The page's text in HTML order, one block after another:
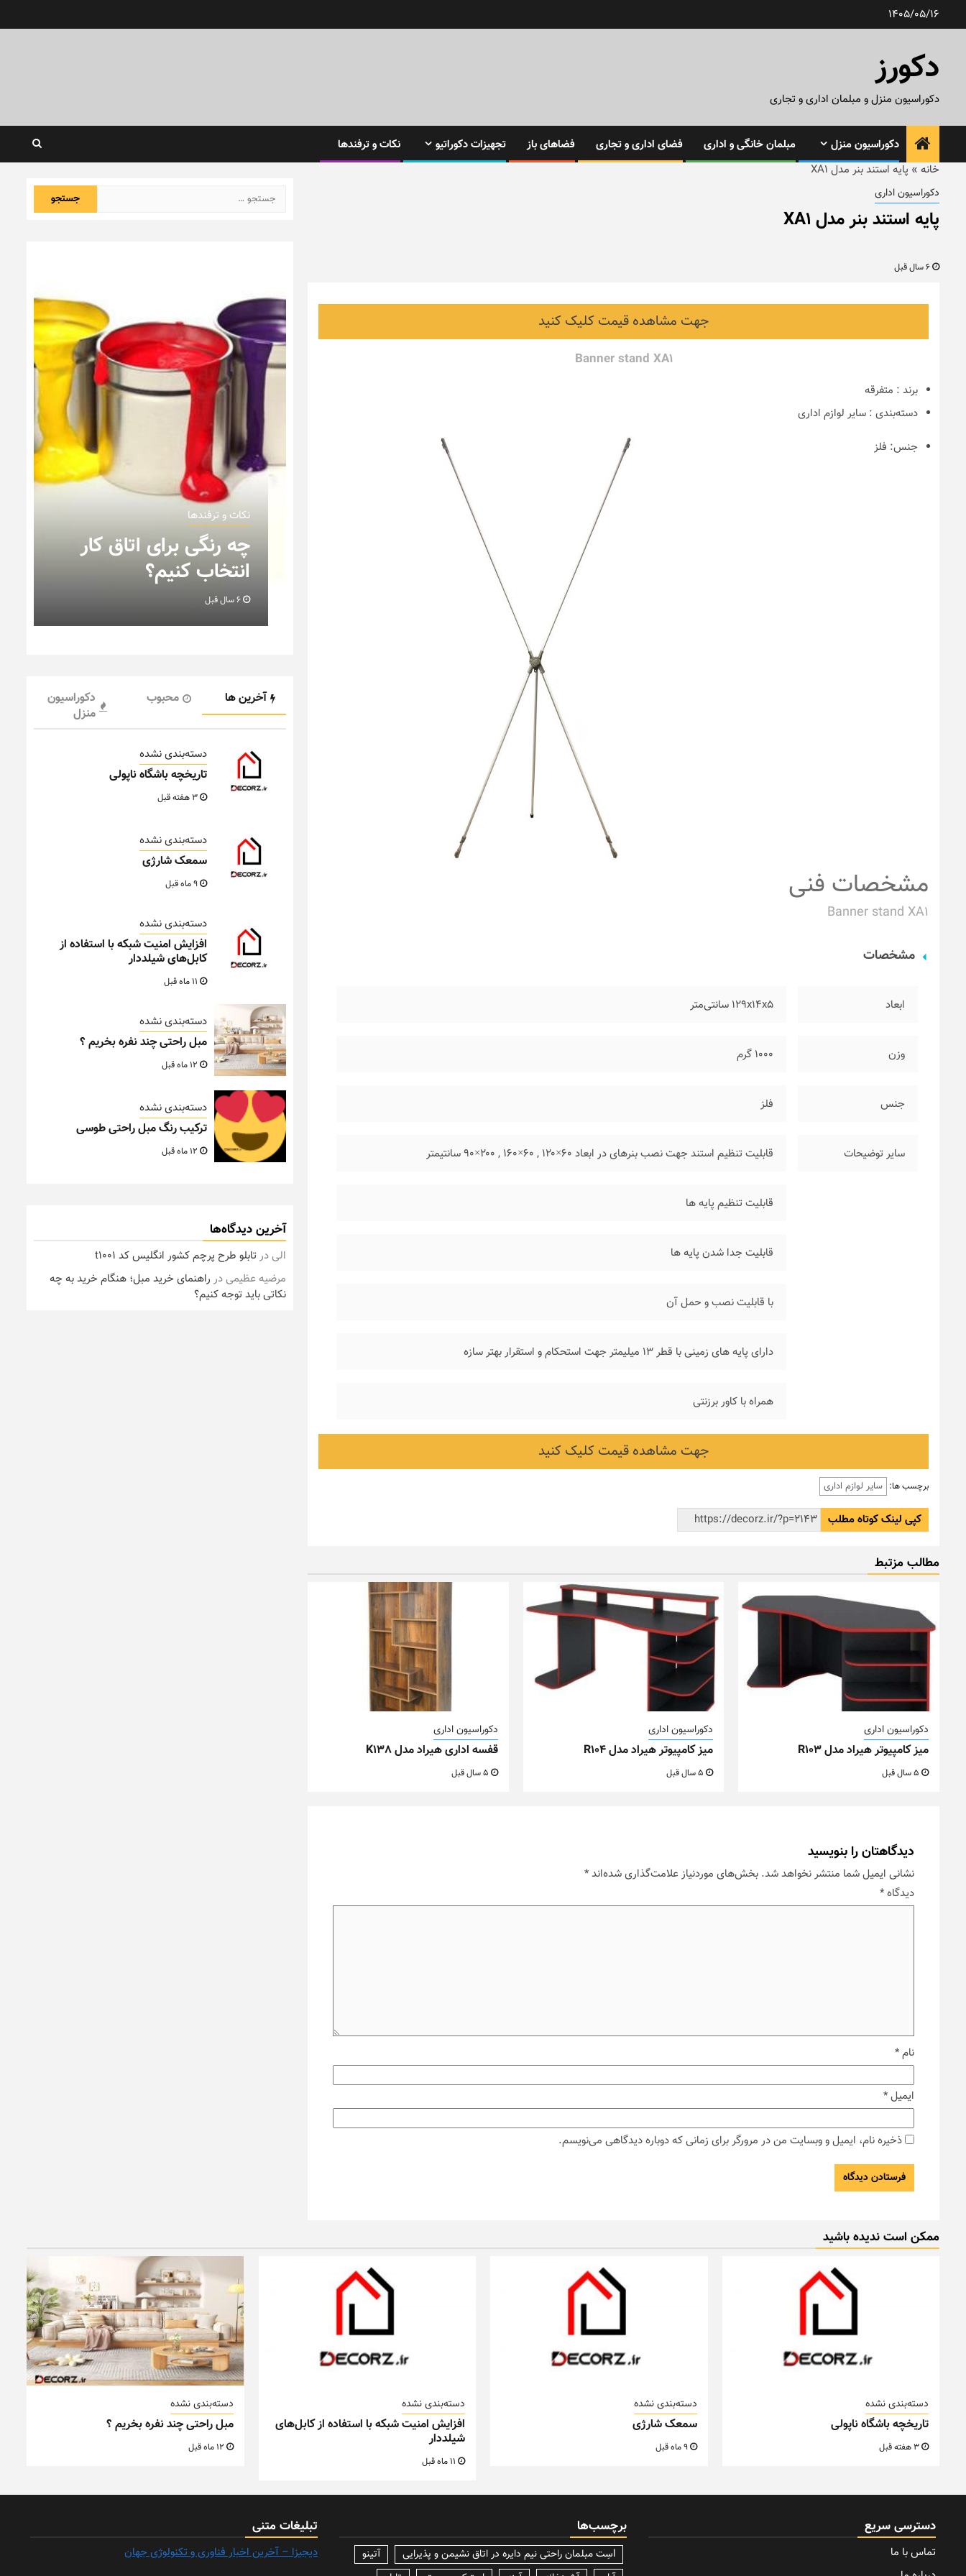
1405/05/16
دکورز
دکوراسیون منزل و مبلمان اداری و تجاری
دکوراسیون منزل مبلمان خانگی و اداری فضای اداری و تجاری فضاهای باز تجهیزات دکوراتیو
نکات و ترفندها
خانه » پایه استند بنر مدل XA1
دکوراسیون اداری
پایه استند بنر مدل XA1
جهت مشاهده قیمت کلیک کنید
Banner stand XA1
برند : متفرقه
دسته‌بندی : سایر لوازم اداری
جنس: فلز
مشخصات فنی
Banner stand XA1
مشخصات
ابعاد ۱۲۹x14x5 سانتی‌متر
وزن ۱۰۰۰ گرم
جنس فلز
سایر توضیحات قابلیت تنظیم استند جهت نصب بنرهای در ابعاد ۶۰×۱۲۰ , ۶۰×۱۶۰ , ۲۰۰×۹۰ سانتیمتر
قابلیت تنظیم پایه ها
قابلیت جدا شدن پایه ها
با قابلیت نصب و حمل آن
دارای پایه های زمینی با قطر ۱۳ میلیمتر جهت استحکام و استقرار بهتر سازه
همراه با کاور برزنتی
جهت مشاهده قیمت کلیک کنید
برچسب ها: سایر لوازم اداری
کپی لینک کوتاه مطلب
مطالب مزتبط
دکوراسیون اداری
میز کامپیوتر هیراد مدل R103
دکوراسیون اداری
میز کامپیوتر هیراد مدل R104
5 سال قبل
دکوراسیون اداری
قفسه اداری هیراد مدل K138
دیدگاهتان را بنویسید
نشانی ایمیل شما منتشر نخواهد شد. بخش‌های موردنیاز علامت‌گذاری شده‌اند*
دیدگاه*
نام*
ایمیل*
ذخیره نام، ایمیل و وبسایت من در مرورگر برای زمانی که دوباره دیدگاهی می‌نویسم.
جستجو
برای:
دکوراسیون مدرن در خانه
نکات و ترفندها
دکوراسیون داخلی و
چیدمان خانه (جدیدترین
ایده‌ها و عکس‌ها)
نکات و ترفندها
چه رنگی برای اتاق کار
انتخاب کنیم؟
آخرین ها محبوب
دکوراسیون
منزل
دسته‌بندی نشده
تاریخچه باشگاه ناپولی
دسته‌بندی نشده
سمعک شارژی
دسته‌بندی نشده
افزایش امنیت شبکه با استفاده از
کابل‌های شیلددار
دسته‌بندی نشده
مبل راحتی چند نفره بخریم ؟
دسته‌بندی نشده
ترکیب رنگ مبل راحتی طوسی
آخرین دیدگاه‌ها
الیدرتابلو طرح پرچم کشور انگلیس کد t1001
مرضیه عظیمیدر راهنمای خرید مبل؛ هنگام خرید به چه
نکاتی باید توجه کنیم؟
ممکن است ندیده باشید
دسته‌بندی نشده
تاریخچه باشگاه ناپولی
دسته‌بندی نشده
سمعک شارژی
9 ماه قبل
دسته‌بندی نشده
افزایش امنیت شبکه با استفاده از کابل‌های
شیلددار
دسته‌بندی نشده
مبل راحتی چند نفره بخریم ؟
دسترسی سریع
تماس با ما
برچسب‌ها
lسِت مبلمان راحتی نیم دایره در اتاق نشیمن و پذیرایی
آتینو
تبلیغات متنی
دیجیزا – آخرین اخبار فناوری و تکنولوژی جهان